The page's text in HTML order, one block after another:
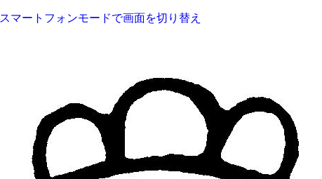
スマートフォンモードで画面を切り替え